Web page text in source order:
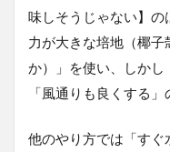
味しそうじゃない】
力が大きな培地（椰子
か）」を使い、しかし
「風通りも良くする
他のやり方では「すぐ